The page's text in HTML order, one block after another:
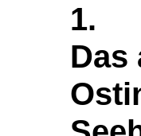
1.
Das